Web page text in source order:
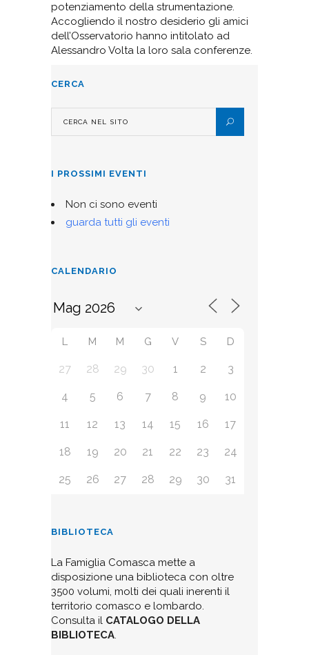
potenziamento della strumentazione.
Accogliendo il nostro desiderio gli amici
dell’Osservatorio hanno intitolato ad
Alessandro Volta la loro sala conferenze.
CERCA
I PROSSIMI EVENTI
Non ci sono eventi
guarda tutti gli eventi
CALENDARIO
L M M G V S D
27 28 29 30 1 2 3
4 5 6 7 8 9 10
11 12 13 14 15 16 17
18 19 20 21 22 23 24
25 26 27 28 29 30 31
BIBLIOTECA
La Famiglia Comasca mette a
disposizione una biblioteca con oltre
3500 volumi, molti dei quali inerenti il
territorio comasco e lombardo.
Consulta il CATALOGO DELLA
BIBLIOTECA.